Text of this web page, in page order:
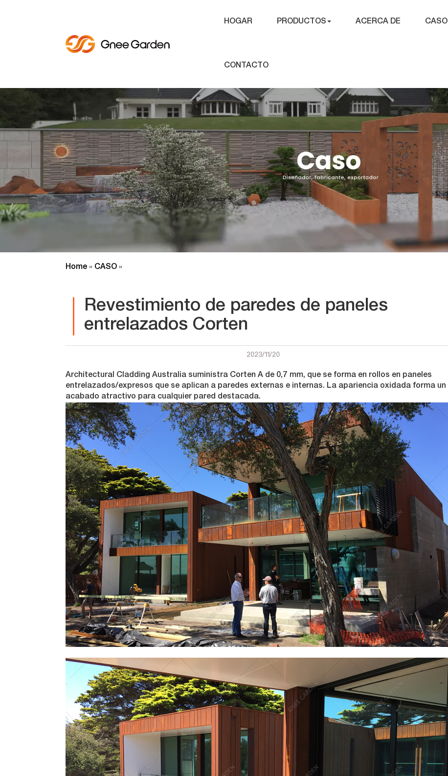
HOGAR PRODUCTOS ACERCA DE CASO
CONTACTO
Home » CASO »
Revestimiento de paredes de paneles
entrelazados Corten
2023/11/20
Architectural Cladding Australia suministra Corten A de 0,7 mm, que se forma en rollos en paneles
entrelazados/expresos que se aplican a paredes externas e internas. La apariencia oxidada forma un
acabado atractivo para cualquier pared destacada.